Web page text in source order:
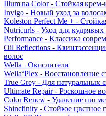
Illumina Color - Стойкая крем-
Invigo - Новый уход за
Koleston Perfect Me + -
Nutricurls - Уход для
Performance - Классика
Oil Reflections -
волос
Wella - Окислители
Wella°Plex - Восстановление
True Grey - Для натуральных
Ultimate Repair - Роскошное
Color Renew - Удаление
Shinefinity - Стойкое цветное